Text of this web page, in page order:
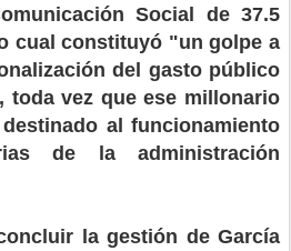
Social de 37.5
cual constituyó "un golpe a
del gasto público
toda vez que ese millonario
al funcionamiento
de la administración
la gestión de García